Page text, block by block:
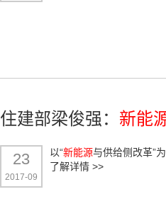
住建部梁俊强： 新能
23
2017-09
以“新能源与供给侧改革”
了解详情 >>